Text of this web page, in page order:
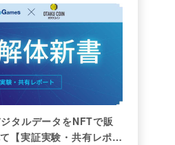
タルデータをNFTで販
【実証実験・共有レポー